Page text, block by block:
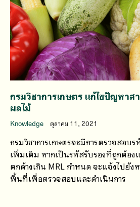
กรมวิชาการเกษตร แก้ไขปัญหา
ผลไม้
Knowledge ตุลาคม 11, 2021
กรมวิชาการเกษตรจะมีการตรวจสอบ
เพิ่มเติม หากเป็นรหัสรับรองที่ถูกต้อง
ตกค้างเกิน MRL กำหนด จะแจ้งไปยัง
พื้นที่เพื่อตรวจสอบและดำเนินการ